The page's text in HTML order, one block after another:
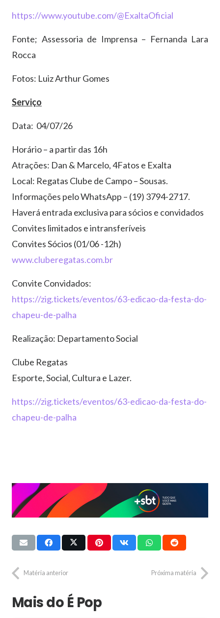
https://www.youtube.com/@ExaltaOficial
Fonte; Assessoria de Imprensa – Fernanda Lara
Rocca
Fotos: Luiz Arthur Gomes
Serviço
Data: 04/07/26
Horário – a partir das 16h
Atrações: Dan & Marcelo, 4Fatos e Exalta
Local: Regatas Clube de Campo – Sousas.
Informações pelo WhatsApp – (19) 3794-2717.
Haverá entrada exclusiva para sócios e convidados
Convites limitados e intransferíveis
Convites Sócios (01/06 -12h)
www.cluberegatas.com.br
Convite Convidados:
https://zig.tickets/eventos/63-edicao-da-festa-do-
chapeu-de-palha
Realização: Departamento Social
Clube Regatas
Esporte, Social, Cultura e Lazer.
https://zig.tickets/eventos/63-edicao-da-festa-do-
chapeu-de-palha
Matéria anterior Próxima matéria
Mais do É Pop